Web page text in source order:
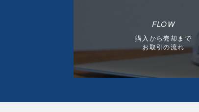
FLOW
購入から売却まで
お取引の流れ